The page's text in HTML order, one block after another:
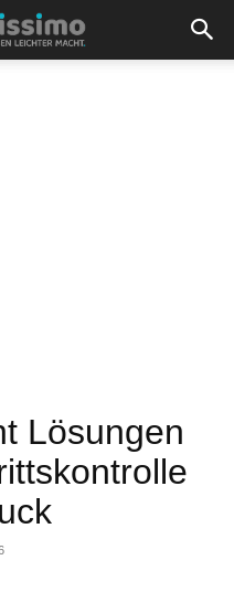
Lösungen